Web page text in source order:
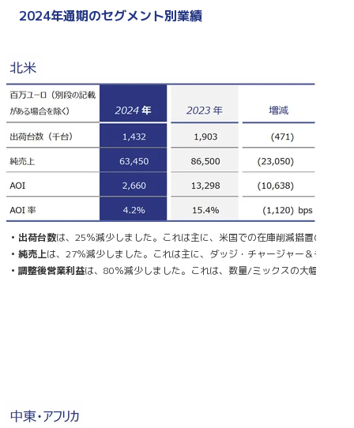
2024年通期のセグメント別業績
• 出荷台数は、25％減少しました。これは主に、米国での在庫削減措置の影響
• 純売上は、27％減少しました。これは主に、ダッジ・チャージャー＆チャレ
• 調整後営業利益は、80％減少しました。これは、数量/ミックスの大幅な影